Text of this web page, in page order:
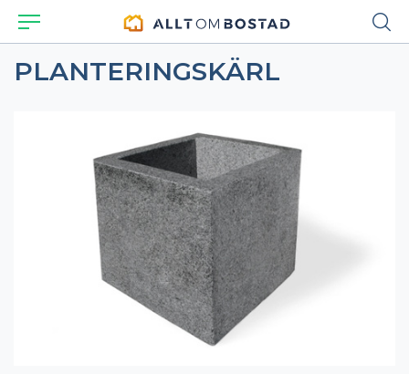
PLANTERINGSKÄRL